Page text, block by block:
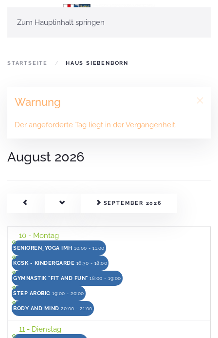
Zum Hauptinhalt springen
STARTSEITE HAUS SIEBENBORN
Warnung
Der angeforderte Tag liegt in der Vergangenheit.
August 2026
SEPTEMBER 2026
10 - Montag
SENIOREN_YOGA IMH 10:00 - 11:00
KCSK - KINDERGARDE 16:30 - 18:00
GYMNASTIK "FIT AND FUN" 18:00 - 19:00
STEP AROBIC 19:00 - 20:00
BODY AND MIND 20:00 - 21:00
11 - Dienstag